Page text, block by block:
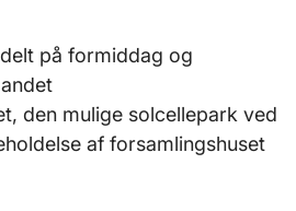
på formiddag og
den mulige solcellepark ved
af forsamlingshuset